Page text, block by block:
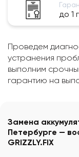
до 1
Проведем
устранения
выполним
гарантию на
Замена
Петербурге —
GRIZZLY.FIX